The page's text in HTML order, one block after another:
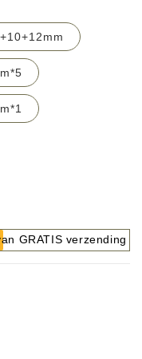
GRATIS verzending